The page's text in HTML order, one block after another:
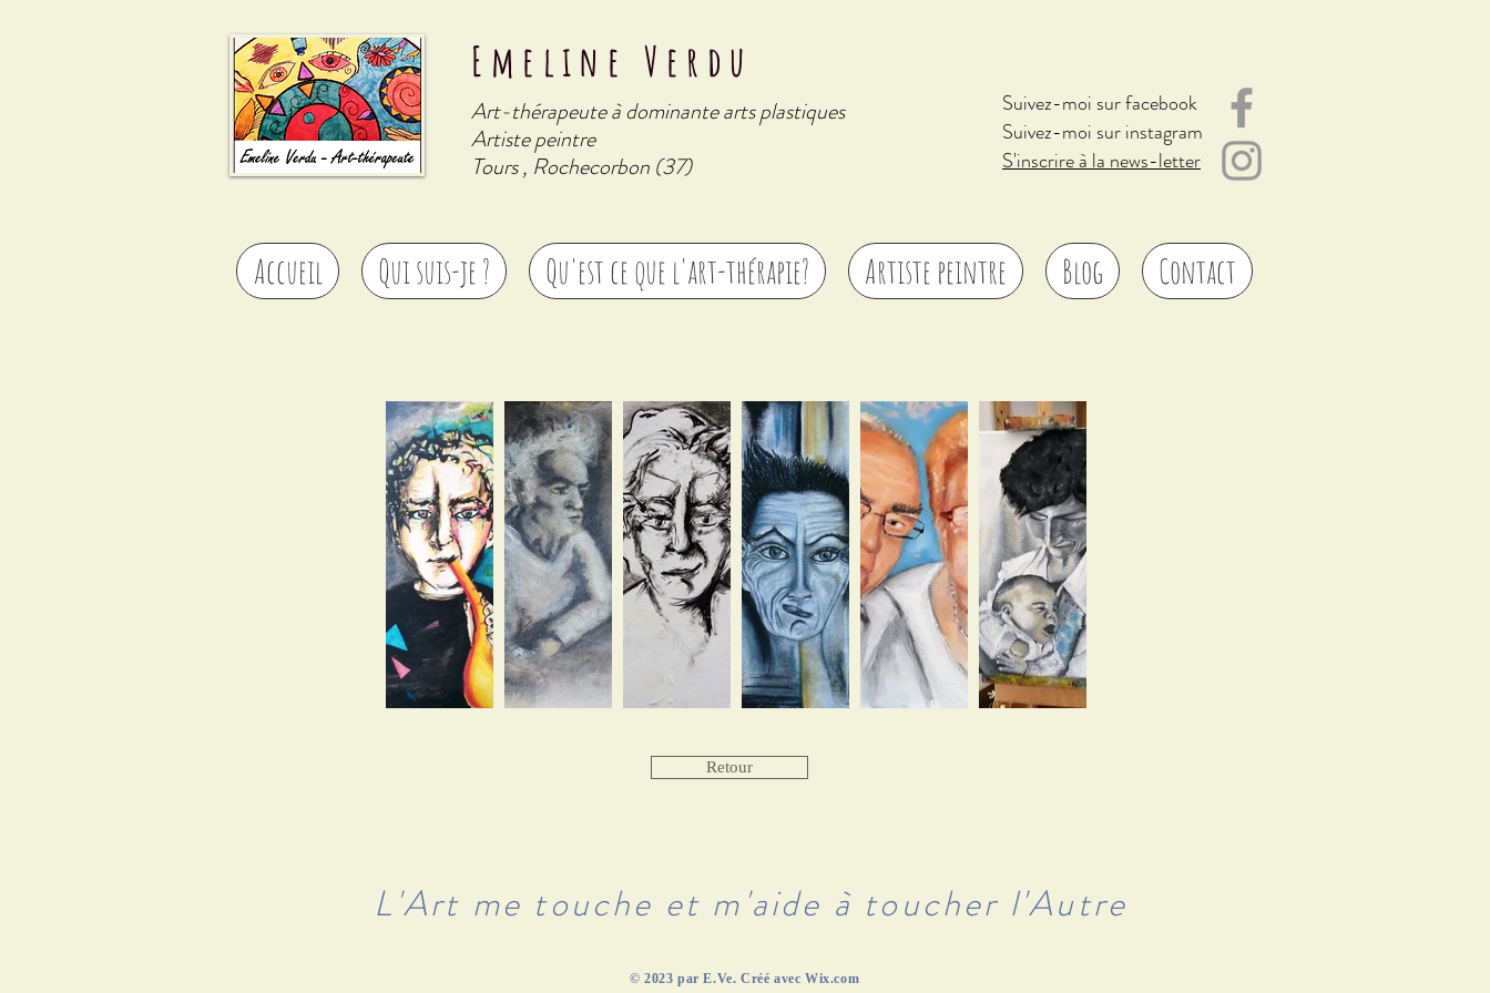
Emeline Verdu
Art-thérapeute à dominante arts plastiques
Artiste peintre
Tours , Rochecorbon (37)
Suivez-moi sur facebook
Suivez-moi sur instagram
S'inscrire à la news-letter
Accueil Qui suis-je ? Qu'est ce que l'art-thérapie? Artiste peintre Blog Contact
Retour
L'Art me touche et m'aide à toucher l'Autre
​© 2023 par E.Ve. Créé avec Wix.com